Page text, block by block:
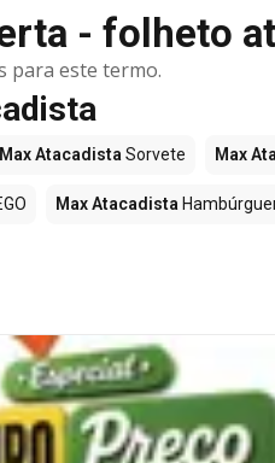
- folheto
para este termo.
Max Atacadista Sorvete Max
Max Atacadista